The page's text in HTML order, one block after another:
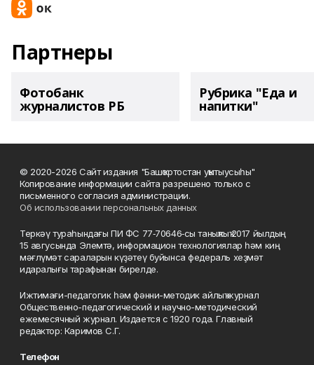
Партнеры
Фотобанк
журналистов РБ
Рубрика "Еда и
напитки"
© 2020-2026 Сайт издания "Башҡортостан уҡытыусыһы"
Копирование информации сайта разрешено только с
письменного согласия администрации.
Об использовании персональных данных
Теркәү тураһындағы ПИ ФС 77‑70646‑сы таныҡлыҡ 2017 йылдың
15 авгусында Элемтә, информацион технологиялар һәм киң
мәғлүмәт сараларын күҙәтеү буйынса федераль хеҙмәт
идаралығы тарафынан бирелде.
Ижтимағи-педагогик һәм фәнни-методик айлыҡ журнал
Общественно-педагогический и научно-методический
ежемесячный журнал. Издается с 1920 года. Главный
редактор: Каримов С.Г.
Телефон